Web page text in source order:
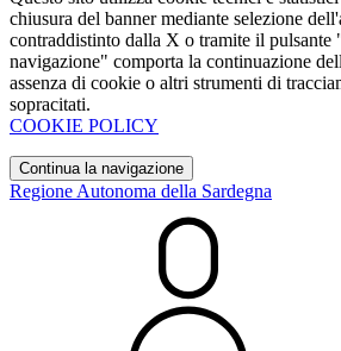
chiusura del banner mediante selezione
contraddistinto dalla X o tramite il pulsante
navigazione" comporta la continuazione
assenza di cookie o altri strumenti di
sopracitati.
COOKIE POLICY
Continua la navigazione
Regione Autonoma della Sardegna